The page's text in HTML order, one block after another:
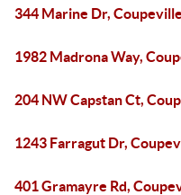
344 Marine Dr,
1982 Madrona Way,
204 NW Capstan Ct,
1243 Farragut Dr,
401 Gramayre Rd,